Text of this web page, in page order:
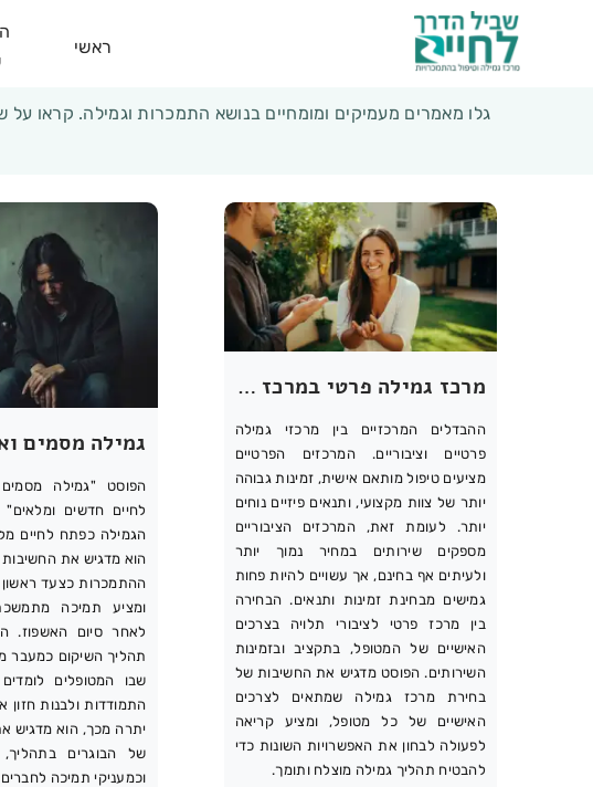
ראשי
גלו מאמרים מעמיקים ומומחיים בנושא התמכרות וגמילה. קראו על
מרכז גמילה פרטי במרכז הארץ לעומת מרכז ציבורי: מה ההבדלים?
ההבדלים המרכזיים בין מרכזי גמילה
פרטיים וציבוריים. המרכזים הפרטיים
מציעים טיפול מותאם אישית, זמינות גבוהה
יותר של צוות מקצועי, ותנאים פיזיים נוחים
יותר. לעומת זאת, המרכזים הציבוריים
מספקים שירותים במחיר נמוך יותר
ולעיתים אף בחינם, אך עשויים להיות פחות
גמישים מבחינת זמינות ותנאים. הבחירה
בין מרכז פרטי לציבורי תלויה בצרכים
האישיים של המטופל, בתקציב ובזמינות
השירותים. הפוסט מדגיש את החשיבות של
בחירת מרכז גמילה שמתאים לצרכים
האישיים של כל מטופל, ומציע קריאה
לפעולה לבחון את האפשרויות השונות כדי
להבטיח תהליך גמילה מוצלח ותומך.
הפוסט "גמילה
לחיים חדשים
הגמילה כפתח לחיים
הוא מדגיש את
ההתמכרות כצעד
ומציע תמיכה
לאחר סיום האשפוז.
תהליך השיקום כמעבר
שבו המטופלים לומדים
התמודדות ולבנות חזון
יתרה מכך, הוא מדגיש
של הבוגרים בתהליך,
וכמעניקי תמיכה